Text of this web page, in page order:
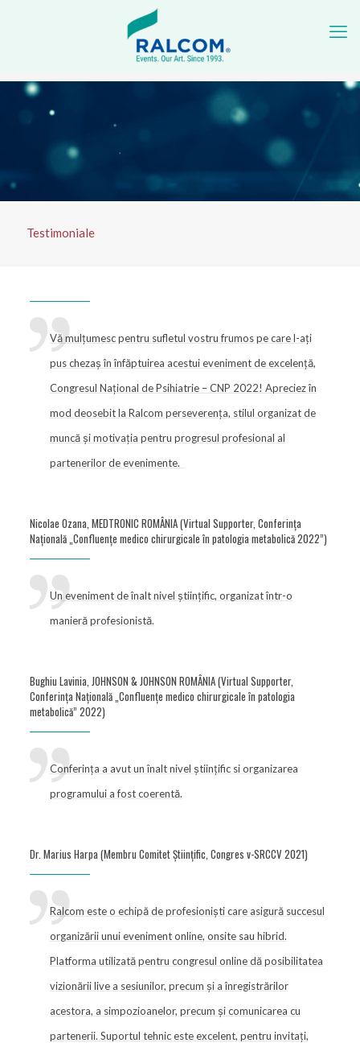
Testimoniale
Vă mulțumesc pentru sufletul vostru frumos pe care l-ați
pus chezaș în înfăptuirea acestui eveniment de excelență,
Congresul Național de Psihiatrie – CNP 2022! Apreciez în
mod deosebit la Ralcom perseverența, stilul organizat de
muncă și motivația pentru progresul profesional al
partenerilor de evenimente.
Nicolae Ozana, MEDTRONIC ROMÂNIA (Virtual Supporter, Conferința
Națională „Confluențe medico chirurgicale în patologia metabolică 2022”)
Un eveniment de înalt nivel științific, organizat într-o
manieră profesionistă.
Bughiu Lavinia, JOHNSON & JOHNSON ROMÂNIA (Virtual Supporter,
Conferința Națională „Confluențe medico chirurgicale în patologia
metabolică” 2022)
Conferința a avut un înalt nivel științific si organizarea
programului a fost coerentă.
Dr. Marius Harpa (Membru Comitet Științific, Congres v-SRCCV 2021)
Ralcom este o echipă de profesioniști care asigură succesul
organizării unui eveniment online, onsite sau hibrid.
Platforma utilizată pentru congresul online dă posibilitatea
vizionării live a sesiunilor, precum și a înregistrărilor
acestora, a simpozioanelor, precum și comunicarea cu
partenerii. Suportul tehnic este excelent, pentru invitați,